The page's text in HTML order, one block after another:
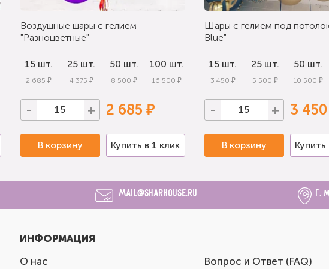
Воздушные шары с гелием
"Разноцветные"
15 шт.
2 685 ₽
25 шт.
4 375 ₽
50 шт.
8 500 ₽
100 шт.
16 500 ₽
- + 2 685 ₽
В корзину Купить в 1 клик
Шары с гелием под
Blue"
15 шт.
3 450 ₽
25 шт.
5 500 ₽
50 шт.
10 500 ₽
- + 3
В корзину Купить
mail@sharhouse.ru г.
ИНФОРМАЦИЯ
О нас
Вопрос и Ответ (FAQ)